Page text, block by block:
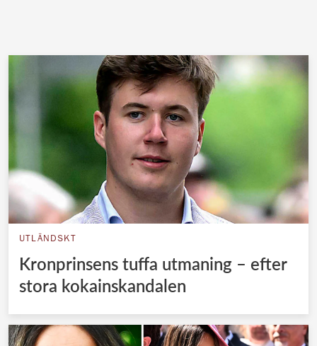
UTLÄNDSKT
Kronprinsens tuffa utmaning – efter
stora kokainskandalen